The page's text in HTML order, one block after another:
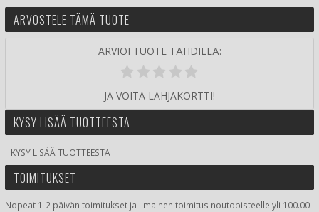
ARVOSTELE TÄMÄ TUOTE
ARVIOI TUOTE TÄHDILLÄ:
JA VOITA LAHJAKORTTI!
KYSY LISÄÄ TUOTTEESTA
KYSY LISÄÄ TUOTTEESTA
TOIMITUKSET
Nopeat 1-2 päivän toimitukset ja Ilmainen toimitus noutopisteelle yli 100.00